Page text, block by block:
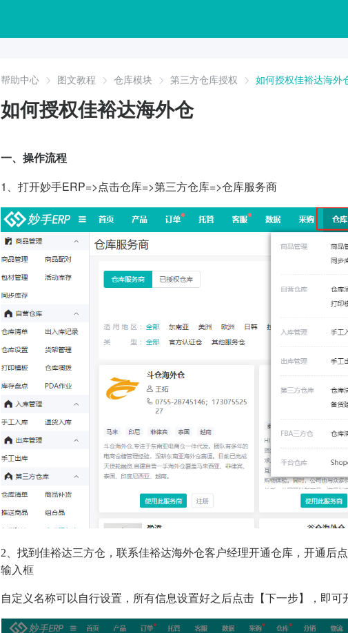
帮助中心 图文教程 仓库模块 第三方仓库授权 如何授权佳裕达海外
如何授权佳裕达海外仓
一、操作流程
1、打开妙手ERP=>点击仓库=>第三方仓库=>仓库服务商
2、找到佳裕达三方仓，联系佳裕达海外仓客户经理开通仓库，开通后
输入框
自定义名称可以自行设置，所有信息设置好之后点击【下一步】，即可